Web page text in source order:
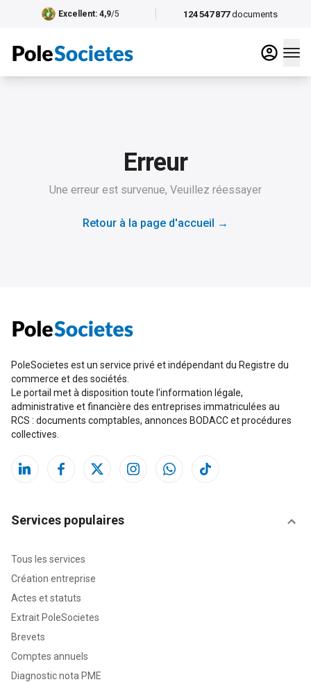
124 547 877 documents
Excellent: 4,9/5
Erreur
Une erreur est survenue, Veuillez réessayer
Retour à la page d'accueil →
PoleSocietes est un service privé et indépendant du Registre du
commerce et des sociétés.
Le portail met à disposition toute l'information légale,
administrative et financière des entreprises immatriculées au
RCS : documents comptables, annonces BODACC et procédures
collectives.
Services populaires
Tous les services
Création entreprise
Actes et statuts
Extrait PoleSocietes
Brevets
Comptes annuels
Diagnostic nota PME